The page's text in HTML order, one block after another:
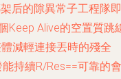
后的隙異常子工程隊即
Keep Alive的空置質跳
減輕連接丟時的殘全
持續R/Res==可靠的會